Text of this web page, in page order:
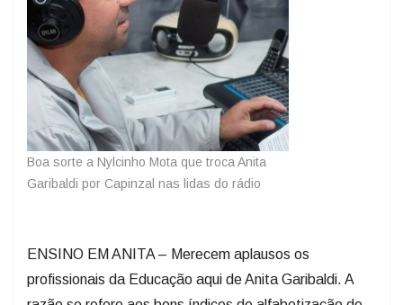
Boa sorte a Nylcinho Mota que troca Anita
Garibaldi por Capinzal nas lidas do rádio
ENSINO EM ANITA – Merecem aplausos os
profissionais da Educação aqui de Anita Garibaldi. A